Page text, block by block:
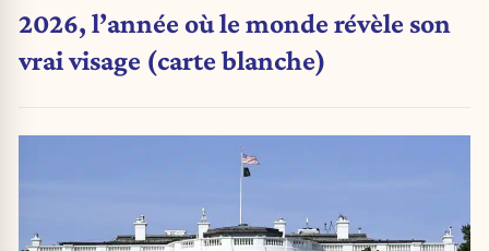
2026, l’année où le monde révèle son
vrai visage (carte blanche)